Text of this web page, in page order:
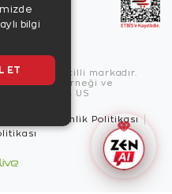
tescilli markadır.
Markalar Derneği ve
üyesidir. US
Güvenlik Politikası
bilgi
ET